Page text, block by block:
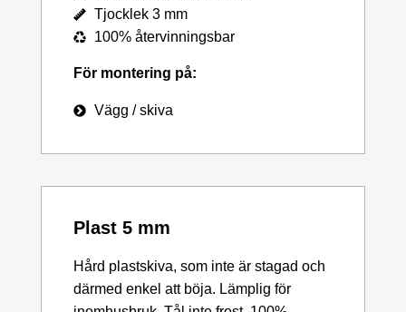
Tjocklek 3 mm
100% återvinningsbar
För montering på:
Vägg / skiva
Plast 5 mm
Hård plastskiva, som inte är stagad och
därmed enkel att böja. Lämplig för